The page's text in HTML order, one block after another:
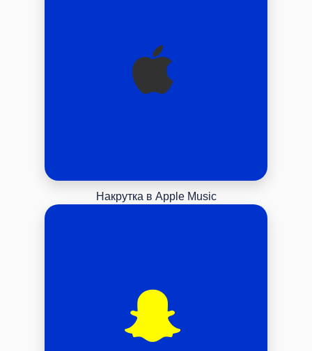
Накрутка в Apple Music